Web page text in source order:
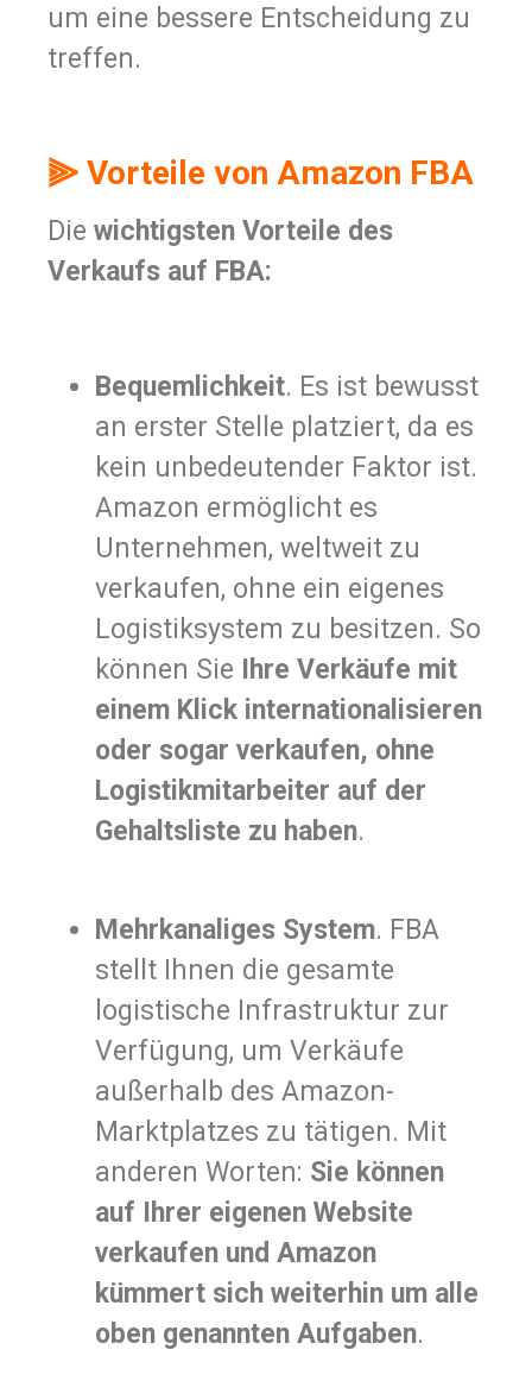
um eine bessere Entscheidung zu
treffen.
⫸ Vorteile von Amazon FBA
Die wichtigsten Vorteile des
Verkaufs auf FBA:
Bequemlichkeit. Es ist bewusst
an erster Stelle platziert, da es
kein unbedeutender Faktor ist.
Amazon ermöglicht es
Unternehmen, weltweit zu
verkaufen, ohne ein eigenes
Logistiksystem zu besitzen. So
können Sie
Ihre Verkäufe mit
einem Klick internationalisieren
oder sogar verkaufen, ohne
Logistikmitarbeiter auf der
Gehaltsliste zu haben.
Mehrkanaliges System. FBA
stellt Ihnen die gesamte
logistische Infrastruktur zur
Verfügung, um Verkäufe
außerhalb des Amazon-
Marktplatzes zu tätigen. Mit
anderen Worten: Sie können
auf Ihrer eigenen Website
verkaufen und Amazon
kümmert sich weiterhin um alle
oben genannten Aufgaben.